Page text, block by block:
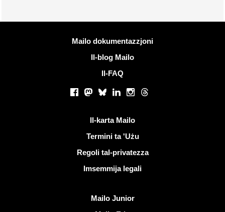
Iktar informazzjoniMailo dokumentazzjoni
Il-blog Mailo
Il-FAQ
Netwerks soċjali
Facebook
Mastodon
BlueskyLinkedInInstagram
Threads
Il-karta Mailo
Termini ta 'Użu
Regoli tal-privatezza
Imsemmija legali
Mailo Junior